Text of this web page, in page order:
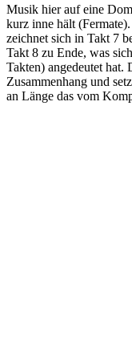
Musik hier auf eine
kurz inne hält
zeichnet sich in Takt 7
Takt 8 zu Ende, was
Takten) angedeutet hat.
Zusammenhang und
an Länge das vom